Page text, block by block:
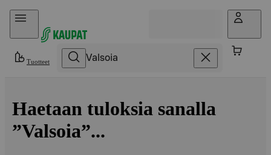
Hyppää sisältöön
Tuotteet
Haetaan tuloksia sanalla
”Valsoia”...